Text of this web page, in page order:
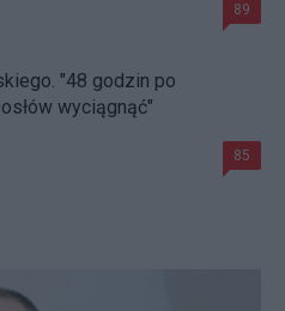
89
"48 godzin po
wyciągnąć"
85